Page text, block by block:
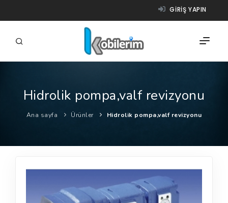
GIRIŞ YAPIN
FIRMALAR
ÜRÜNLER
NASIL ÇALIŞIR?
Hidrolik pompa,valf revizyonu
Ana sayfa Ürünler Hidrolik pompa,valf revizyonu